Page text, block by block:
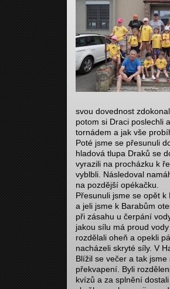
svou dovednost
potom si Draci poslechli
tornádem a jak vše
Poté jsme se přesunuli
hladová tlupa Draků se
vyrazili na procházku k
vyblbli. Následoval
na pozdější opékačku.
Přesunuli jsme se opět
a jeli jsme k Barabům
při zásahu u čerpání
jakou sílu má proud
rozdělali oheň a opekli
nacházeli skryté síly. V
Blížil se večer a tak
překvapení. Byli
kvízů a za splnění